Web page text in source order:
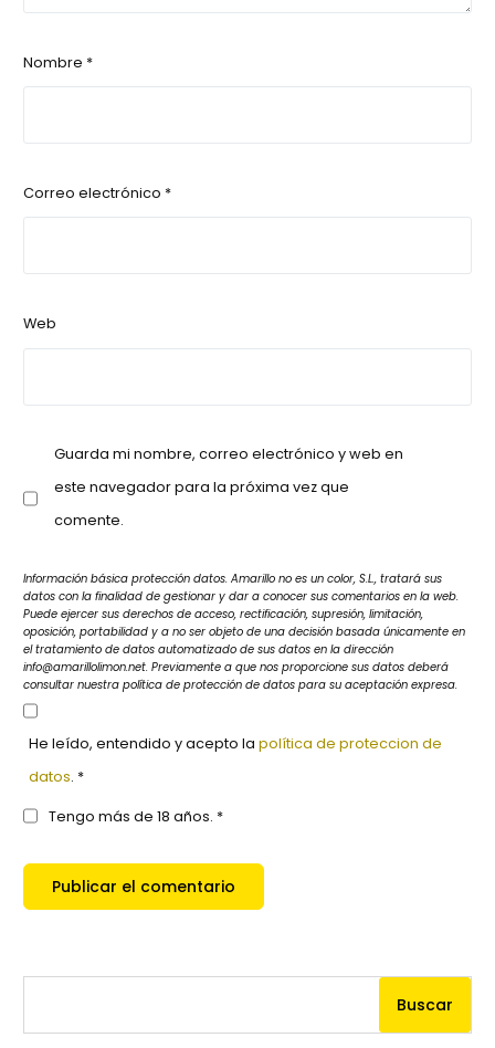
Nombre *
Correo electrónico *
Web
Guarda mi nombre, correo electrónico y web en
este navegador para la próxima vez que
comente.
Información básica protección datos. Amarillo no es un color, S.L., tratará sus
datos con la finalidad de gestionar y dar a conocer sus comentarios en la web.
Puede ejercer sus derechos de acceso, rectificación, supresión, limitación,
oposición, portabilidad y a no ser objeto de una decisión basada únicamente en
el tratamiento de datos automatizado de sus datos en la dirección
info@amarillolimon.net. Previamente a que nos proporcione sus datos deberá
consultar nuestra política de protección de datos para su aceptación expresa.
He leído, entendido y acepto lapolítica de proteccion de
datos. *
Tengo más de 18 años. *
Buscar